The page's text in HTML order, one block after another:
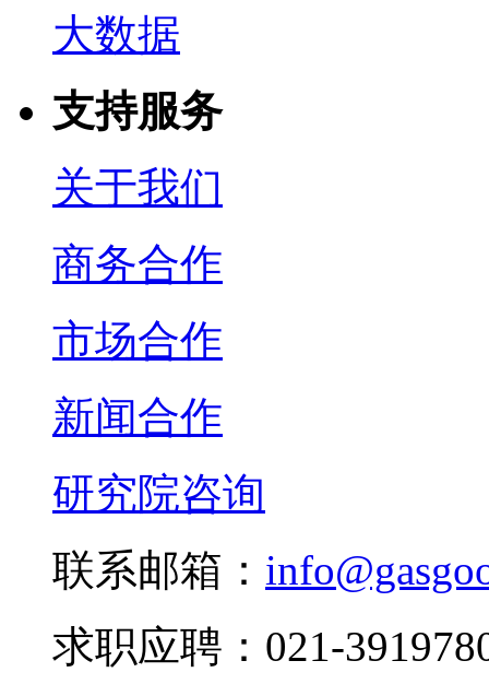
大数据
支持服务
关于我们
商务合作
市场合作
新闻合作
研究院咨询
联系邮箱：
求职应聘：021-